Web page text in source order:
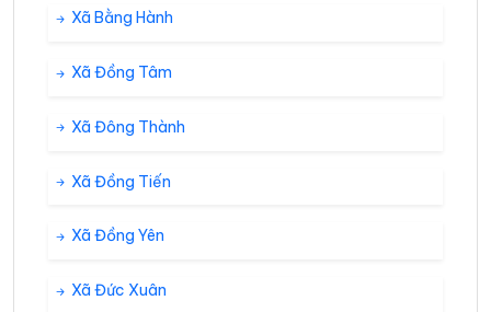
Xã Bằng Hành
Xã Đồng Tâm
Xã Đông Thành
Xã Đồng Tiến
Xã Đồng Yên
Xã Đức Xuân